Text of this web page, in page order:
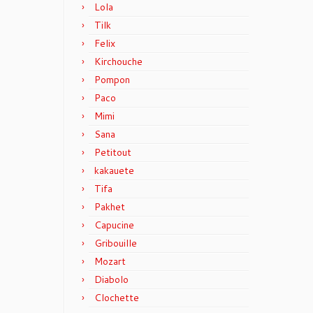
Lola
Tilk
Felix
Kirchouche
Pompon
Paco
Mimi
Sana
Petitout
kakauete
Tifa
Pakhet
Capucine
Gribouille
Mozart
Diabolo
Clochette